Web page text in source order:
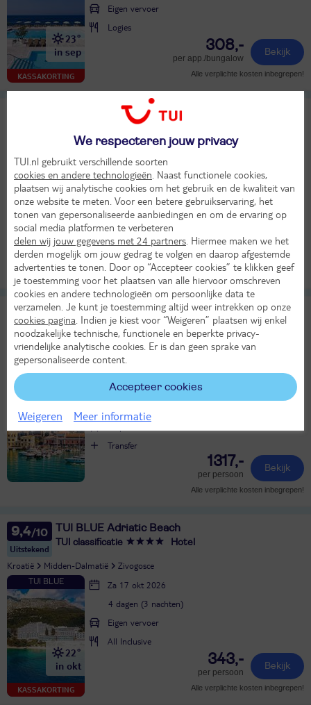
KASSAKORTING
23°
in sep
Eigen vervoer
Logies
308,-
per app./bungalow
Bekijk
Alle verplichte kosten inbegrepen!
Noord-Dalmatië Vodice
KASSAKORTING
17°
in okt
Zo 4 okt 2026
4 dagen (3 nachten)
Eigen vervoer
Logies ontbijt
184,-
per persoon
Bekijk
Alle verplichte kosten inbegrepen!
8-dg cruise Oost Middellandse Zee - Norwegian
Gem
Griekenland Italië Kroatië Montenegro
Slovenië
8 dagen (7 nachten)
Transfer
1317,-
per persoon
Bekijk
Alle verplichte kosten inbegrepen!
9,4
Uitstekend
TUI BLUE Adriatic Beach
TUI classificatie Hotel
Kroatië Midden-Dalmatië Zivogosce
KASSAKORTING
22°
in okt
Za 17 okt 2026
4 dagen (3 nachten)
Eigen vervoer
All Inclusive
343,-
per persoon
Bekijk
Alle verplichte kosten inbegrepen!
We respecteren jouw privacy
TUI.nl gebruikt verschillende soorten
cookies en andere technologieën . Naast functionele cookies,
plaatsen wij analytische cookies om het gebruik en de kwaliteit van
onze website te meten. Voor een betere gebruikservaring, het
tonen van gepersonaliseerde aanbiedingen en om de ervaring op
social media platformen te verbeteren
delen wij jouw gegevens met 24 partners . Hiermee maken we het
derden mogelijk om jouw gedrag te volgen en daarop afgestemde
advertenties te tonen. Door op “Accepteer cookies” te klikken geef
je toestemming voor het plaatsen van alle hiervoor omschreven
cookies en andere technologieën om persoonlijke data te
verzamelen. Je kunt je toestemming altijd weer intrekken op onze
cookies pagina . Indien je kiest voor “Weigeren” plaatsen wij enkel
noodzakelijke technische, functionele en beperkte privacy-
vriendelijke analytische cookies. Er is dan geen sprake van
gepersonaliseerde content.
Accepteer cookies
Weigeren Meer informatie